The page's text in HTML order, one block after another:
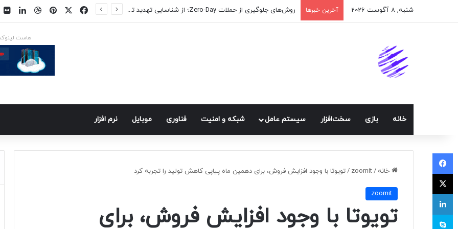
شنبه, 8 آگوست 2026 آخرین خبرها اپلیکیشن پیام‌رسان ایکس در راه است فیسبوک
ایکس پینتریستدریبببل
هاست
خانه بازی سخت‌افزار سيستم عامل شبكه و امنيت فناوری موبايل نرم افزار
خانه /
zoomit
/تویوتا با وجود افزایش فروش، برای دهمین ماه پیاپی کاهش تولید را تجربه کرد
zoomit
تویوتا با وجود افزایش فروش، برای
فیسبوک